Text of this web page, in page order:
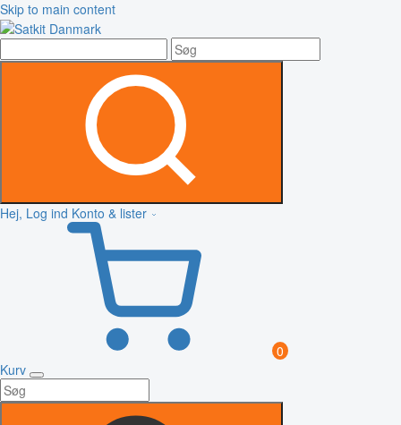
Skip to main content
Hej, Log ind Konto & lister
0
Kurv